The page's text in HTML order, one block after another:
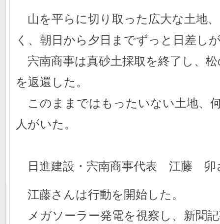
山を平らに切り取った広大な土地
く、朝日から夕日までずっと日差し
宍南商事は真砂土採取を終了し、
を返還した。
このままではもったいない土地、
人がいた。
日進建設・宍南商事代表 江藤 卯
江藤さんは行動を開始した。
メガソーラー発電を視察し、新聞